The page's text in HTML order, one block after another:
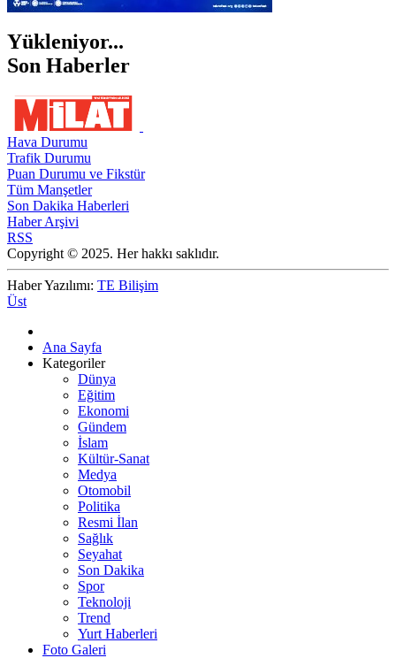
Yükleniyor...
Son Haberler
Hava Durumu
Trafik Durumu
Puan Durumu ve Fikstür
Tüm Manşetler
Son Dakika Haberleri
Haber Arşivi
RSS
Copyright © 2025. Her hakkı saklıdır.
Haber Yazılımı: TE Bilişim
Üst
Ana Sayfa
Kategoriler
Dünya
Eğitim
Ekonomi
Gündem
İslam
Kültür-Sanat
Medya
Otomobil
Politika
Resmi İlan
Sağlık
Seyahat
Son Dakika
Spor
Teknoloji
Trend
Yurt Haberleri
Foto Galeri